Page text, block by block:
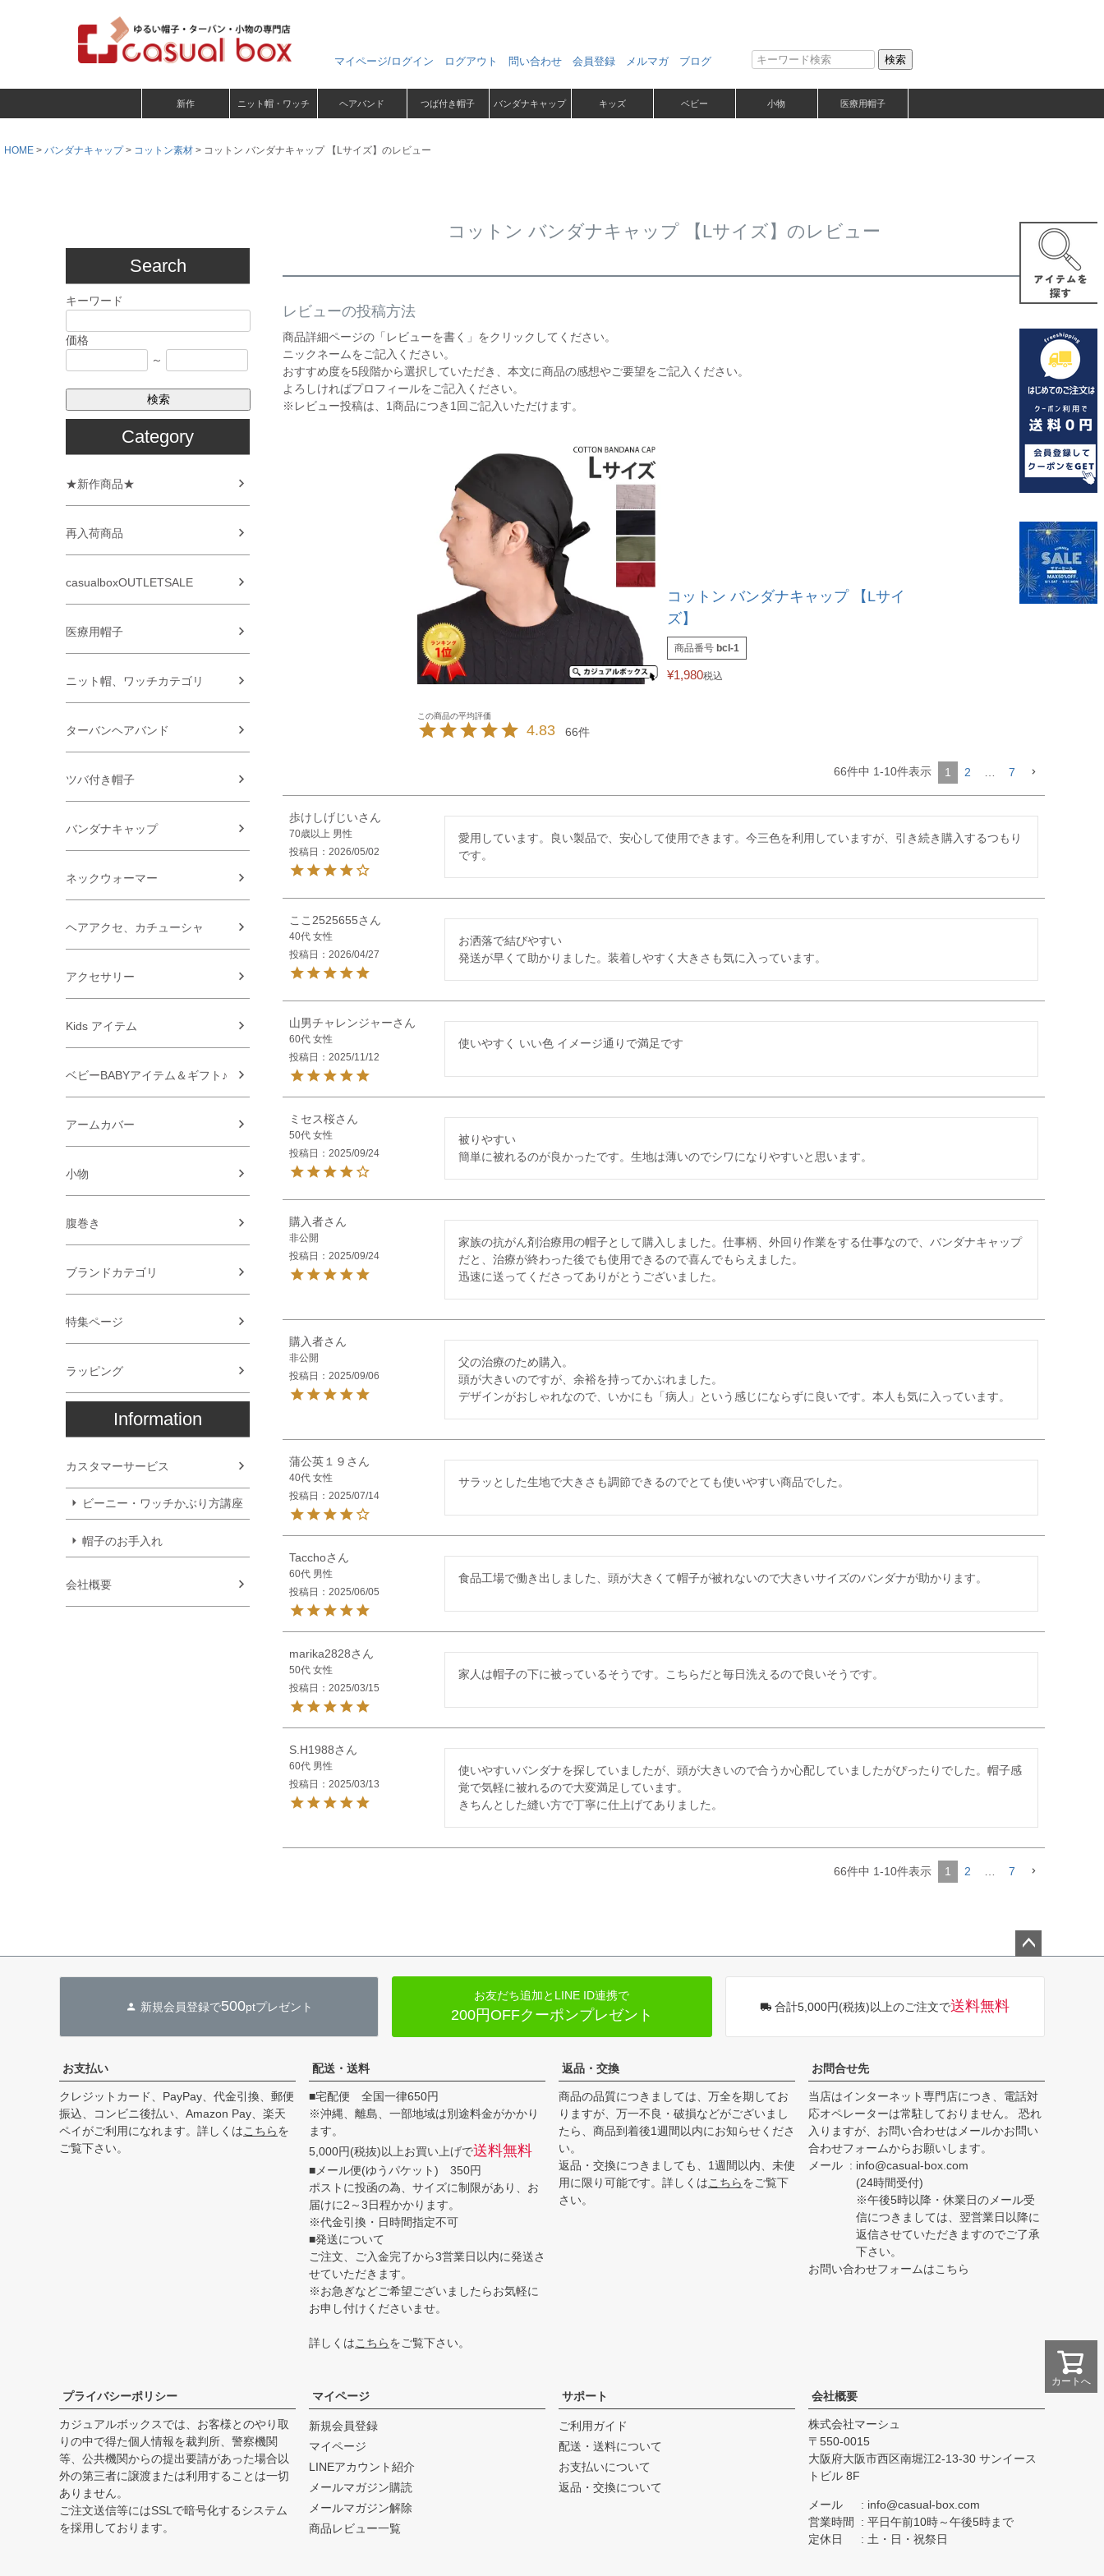
マイページ/ログイン ログアウト 問い合わせ 会員登録 メルマガ ブログ 検索
カートへ
新作 ニット帽・ワッチ ヘアバンド つば付き帽子 バンダナキャップ キッズ ベビー 小物 医療用帽子
HOME バンダナキャップ コットン素材 コットン バンダナキャップ 【Lサイズ】のレビュー
Search
キーワード
価格
～
検索
Category
★新作商品★
再入荷商品
casualboxOUTLETSALE
医療用帽子
ニット帽、ワッチカテゴリ
ターバンヘアバンド
ツバ付き帽子
バンダナキャップ
ネックウォーマー
ヘアアクセ、カチューシャ
アクセサリー
Kids アイテム
ベビーBABYアイテム＆ギフト♪
アームカバー
小物
腹巻き
ブランドカテゴリ
特集ページ
ラッピング
Information
カスタマーサービス
ビーニー・ワッチかぶり方講座
帽子のお手入れ
会社概要
コットン バンダナキャップ 【Lサイズ】のレビュー
レビューの投稿方法
商品詳細ページの「レビューを書く」をクリックしてください。
ニックネームをご記入ください。
おすすめ度を5段階から選択していただき、本文に商品の感想やご要望をご記入ください。
よろしければプロフィールをご記入ください。
※レビュー投稿は、1商品につき1回ご記入いただけます。
コットン バンダナキャップ 【Lサイ
ズ】
商品番号 bcl-1
¥1,980税込
4.83 66
66件中 1-10件表示 1 2 7
歩けしげじい
70歳以上 男性
投稿日
2026/05/02
愛用しています。良い製品で、安心して使用できます。今三色を利用していますが、引き続き購入するつもり
です。
ここ2525655
40代 女性
投稿日
2026/04/27
お洒落で結びやすい
発送が早くて助かりました。装着しやすく大きさも気に入っています。
山男チャレンジャー
60代 女性
投稿日
2025/11/12
使いやすく いい色 イメージ通りで満足です
ミセス桜
50代 女性
投稿日
2025/09/24
被りやすい
簡単に被れるのが良かったです。生地は薄いのでシワになりやすいと思います。
購入者
非公開
投稿日
2025/09/24
家族の抗がん剤治療用の帽子として購入しました。仕事柄、外回り作業をする仕事なので、バンダナキャップ
だと、治療が終わった後でも使用できるので喜んでもらえました。
迅速に送ってくださってありがとうございました。
購入者
非公開
投稿日
2025/09/06
父の治療のため購入。
頭が大きいのですが、余裕を持ってかぶれました。
デザインがおしゃれなので、いかにも「病人」という感じにならずに良いです。本人も気に入っています。
蒲公英１９
40代 女性
投稿日
2025/07/14
サラッとした生地で大きさも調節できるのでとても使いやすい商品でした。
Taccho
60代 男性
投稿日
2025/06/05
食品工場で働き出しました、頭が大きくて帽子が被れないので大きいサイズのバンダナが助かります。
marika2828
50代 女性
投稿日
2025/03/15
家人は帽子の下に被っているそうです。こちらだと毎日洗えるので良いそうです。
S.H1988
60代 男性
投稿日
2025/03/13
使いやすいバンダナを探していましたが、頭が大きいので合うか心配していましたがぴったりでした。帽子感
覚で気軽に被れるので大変満足しています。
きちんとした縫い方で丁寧に仕上げてありました。
66件中 1-10件表示 1 2 7
新規会員登録で500ptプレゼント
お友だち追加とLINE ID連携で
200円OFFクーポンプレゼント 合計5,000円(税抜)以上のご注文で送料無料
お支払い
クレジットカード、PayPay、代金引換、郵便
振込、コンビニ後払い、Amazon Pay、楽天
ペイがご利用になれます。詳しくはこちらを
ご覧下さい。
配送・送料
■宅配便 全国一律650円
※沖縄、離島、一部地域は別途料金がかかり
ます。
5,000円(税抜)以上お買い上げで送料無料
■メール便(ゆうパケット) 350円
ポストに投函の為、サイズに制限があり、お
届けに2～3日程かかります。
※代金引換・日時間指定不可
■発送について
ご注文、ご入金完了から3営業日以内に発送さ
せていただきます。
※お急ぎなどご希望ございましたらお気軽に
お申し付けくださいませ。
詳しくはこちらをご覧下さい。
返品・交換
商品の品質につきましては、万全を期してお
りますが、万一不良・破損などがございまし
たら、商品到着後1週間以内にお知らせくださ
い。
返品・交換につきましても、1週間以内、未使
用に限り可能です。詳しくはこちらをご覧下
さい。
お問合せ先
当店はインターネット専門店につき、電話対
応オペレーターは常駐しておりません。 恐れ
入りますが、お問い合わせはメールかお問い
合わせフォームからお願いします。
メール
info@casual-box.com
(24時間受付)
※午後5時以降・休業日のメール受
信につきましては、翌営業日以降に
返信させていただきますのでご了承
下さい。
お問い合わせフォームはこちら
プライバシーポリシー
カジュアルボックスでは、お客様とのやり取
りの中で得た個人情報を裁判所、警察機関
等、公共機関からの提出要請があった場合以
外の第三者に譲渡または利用することは一切
ありません。
ご注文送信等にはSSLで暗号化するシステム
を採用しております。
マイページ
新規会員登録
マイページ
LINEアカウント紹介
メールマガジン購読
メールマガジン解除
商品レビュー一覧
サポート
ご利用ガイド
配送・送料について
お支払いについて
返品・交換について
会社概要
株式会社マーシュ
550-0015
大阪府大阪市西区南堀江2-13-30 サンイース
トビル 8F
メール
info@casual-box.com
営業時間
平日午前10時～午後5時まで
定休日
土・日・祝祭日